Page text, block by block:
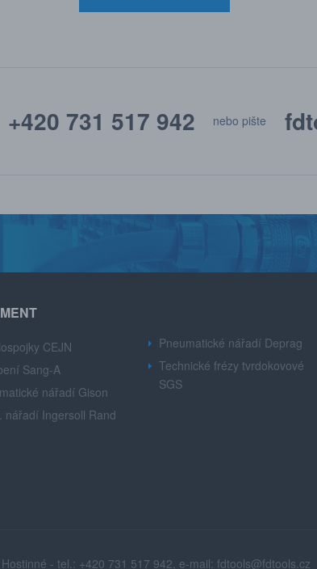
+420 731 517 942 nebo pište
CEJN
Sang-A
nářadí Gison
nářadí Ingersoll Rand
Pneumatické nářadí Deprag
Technické frézy tvrdokovové
SGS
- tel.: +420 731 517 942, e-mail: fdtools@fdtools.cz